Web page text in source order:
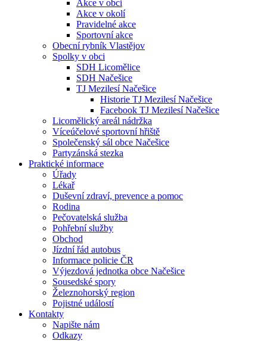
Akce v obci
Akce v okolí
Pravidelné akce
Sportovní akce
Obecní rybník Vlastějov
Spolky v obci
SDH Licomělice
SDH Načešice
TJ Mezilesí Načešice
Historie TJ Mezilesí Načešice
Facebook TJ Mezilesí Načešice
Licomělický areál nádržka
Víceúčelové sportovní hřiště
Společenský sál obce Načešice
Partyzánská stezka
Praktické informace
Úřady
Lékař
Duševní zdraví, prevence a pomoc
Rodina
Pečovatelská služba
Pohřební služby
Obchod
Jízdní řád autobus
Informace policie ČR
Výjezdová jednotka obce Načešice
Sousedské spory
Železnohorský region
Pojistné událostí
Kontakty
Napište nám
Odkazy